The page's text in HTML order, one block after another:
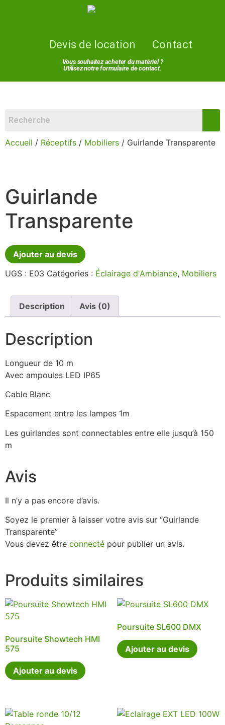
Devis de location Contact
Vous souhaitez acheter du matériel ?
Utilisez notre formulaire de contact.
Accueil / Réceptifs / Mobiliers / Guirlande Transparente
Guirlande
Transparente
Ajouter au devis
UGS : E03 Catégories : Éclairage d'Ambiance, Mobiliers
Description Avis (0)
Description
Longueur de 10 m
Avec ampoules LED IP65
Cable Blanc
Espacement entre les lampes 1m
Les guirlandes sont connectables entre elle jusqu’à 150
m
Avis
Il n’y a pas encore d’avis.
Soyez le premier à laisser votre avis sur “Guirlande
Transparente”
Vous devez être connecté pour publier un avis.
Produits similaires
Poursuite Showtech HMI
575
Ajouter au devis
Poursuite SL600 DMX
Ajouter au devis